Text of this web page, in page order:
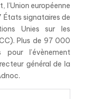
l’Union européenne
États signataires de
Unies sur les
Plus de 97 000
l’évènement
général de la